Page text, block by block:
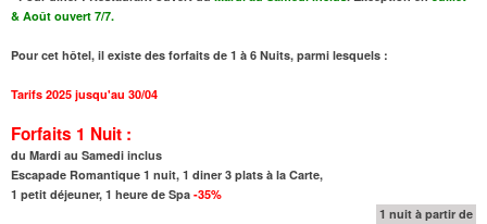
& Août ouvert 7/7.
Pour cet hôtel, il existe des forfaits de 1 à 6 Nuits, parmi lesquels :
Tarifs 2025 jusqu'au 30/04
Forfaits 1 Nuit :
du Mardi au Samedi inclus
Escapade Romantique 1 nuit, 1 diner 3 plats à la Carte,
1 petit déjeuner, 1 heure de Spa -35%
1 nuit à partir de